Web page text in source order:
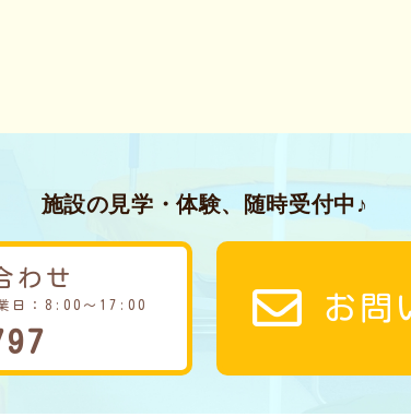
施設の見学・体験、随時受付中♪
お問
わせ
日：8:00～17:00